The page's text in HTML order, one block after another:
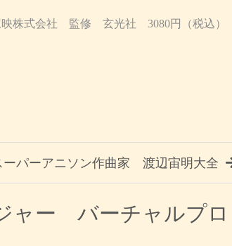
映株式会社 監修 玄光社 3080円（税込）
ーパーアニソン作曲家 渡辺宙明大全
ャー バーチャルプロ